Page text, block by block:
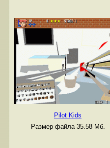
Pilot Kids
Размер файла 35.58 Мб.